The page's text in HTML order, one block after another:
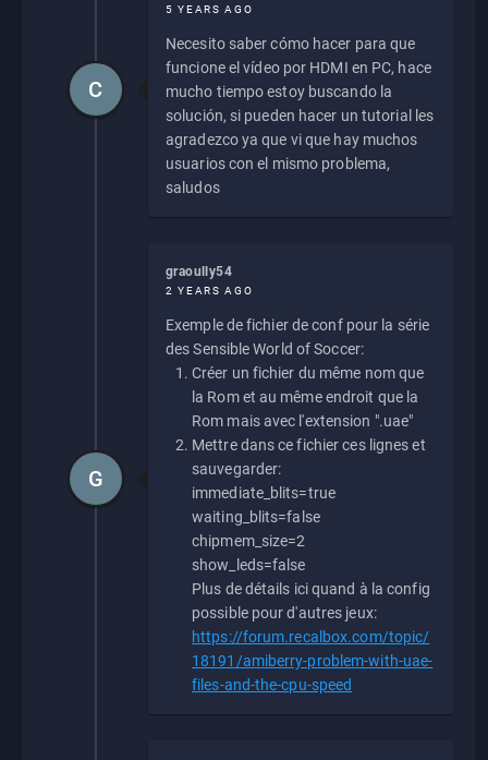
5 YEARS AGO
Necesito saber cómo hacer para que
funcione el vídeo por HDMI en PC, hace
mucho tiempo estoy buscando la
solución, si pueden hacer un tutorial les
agradezco ya que vi que hay muchos
usuarios con el mismo problema,
saludos
C
graoully54
2 YEARS AGO
Exemple de fichier de conf pour la série
des Sensible World of Soccer:
Créer un fichier du même nom que
la Rom et au même endroit que la
Rom mais avec l'extension ".uae"
Mettre dans ce fichier ces lignes et
sauvegarder:
immediate_blits=true
waiting_blits=false
chipmem_size=2
show_leds=false
Plus de détails ici quand à la config
possible pour d'autres jeux:
https://forum.recalbox.com/topic/
18191/amiberry-problem-with-uae-
files-and-the-cpu-speed
G